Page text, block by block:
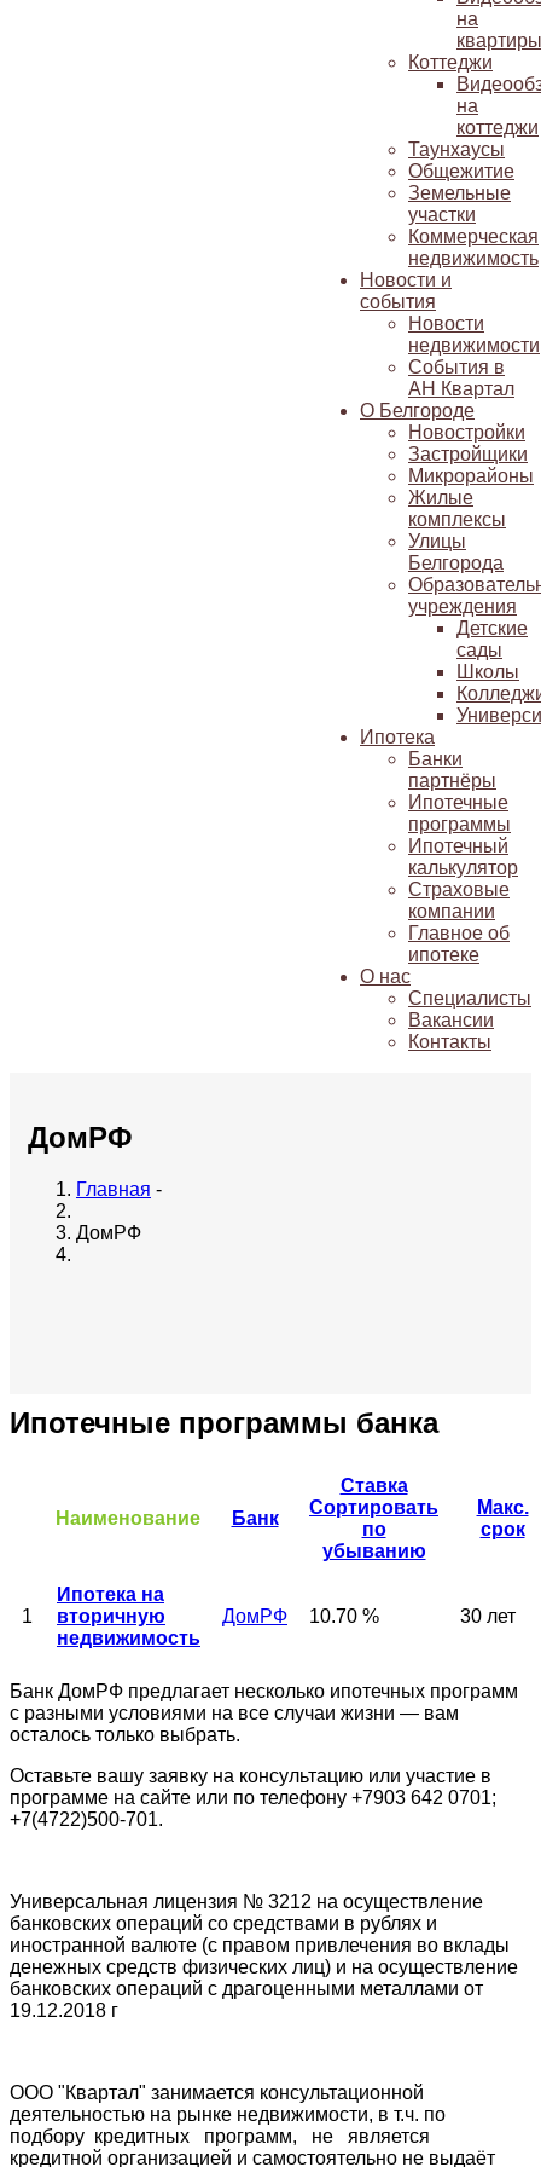
на
квартиры
Коттеджи
на
коттеджи
Таунхаусы
Общежитие
Земельные
участки
Коммерческая
недвижимость
Новости и
события
Новости
недвижимости
События в
АН Квартал
О Белгороде
Новостройки
Застройщики
Микрорайоны
Жилые
комплексы
Улицы
Белгорода
учреждения
Детские
сады
Школы
Ипотека
Банки
партнёры
Ипотечные
программы
Ипотечный
калькулятор
Страховые
компании
Главное об
ипотеке
О нас
Специалисты
Вакансии
Контакты
ДомРФ
Главная -
ДомРФ
Ипотечные программы банка
Наименование Банк
Ставка
Сортировать
по
убыванию
Макс.
срок
1
Ипотека на
вторичную
недвижимость
ДомРФ 10.70 % 30 лет
Банк ДомРФ предлагает несколько ипотечных программ
с разными условиями на все случаи жизни — вам
осталось только выбрать.
Оставьте вашу заявку на консультацию или участие в
программе на сайте или по телефону +7903 642 0701;
+7(4722)500-701.
Универсальная лицензия № 3212 на осуществление
банковских операций со средствами в рублях и
иностранной валюте (с правом привлечения во вклады
денежных средств физических лиц) и на осуществление
банковских операций с драгоценными металлами от
19.12.2018 г
ООО "Квартал" занимается консультационной
деятельностью на рынке недвижимости, в т.ч. по
подбору кредитных программ, не является
кредитной организацией и самостоятельно не выдаёт